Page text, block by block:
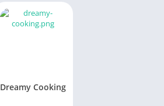
Dreamy Cooking